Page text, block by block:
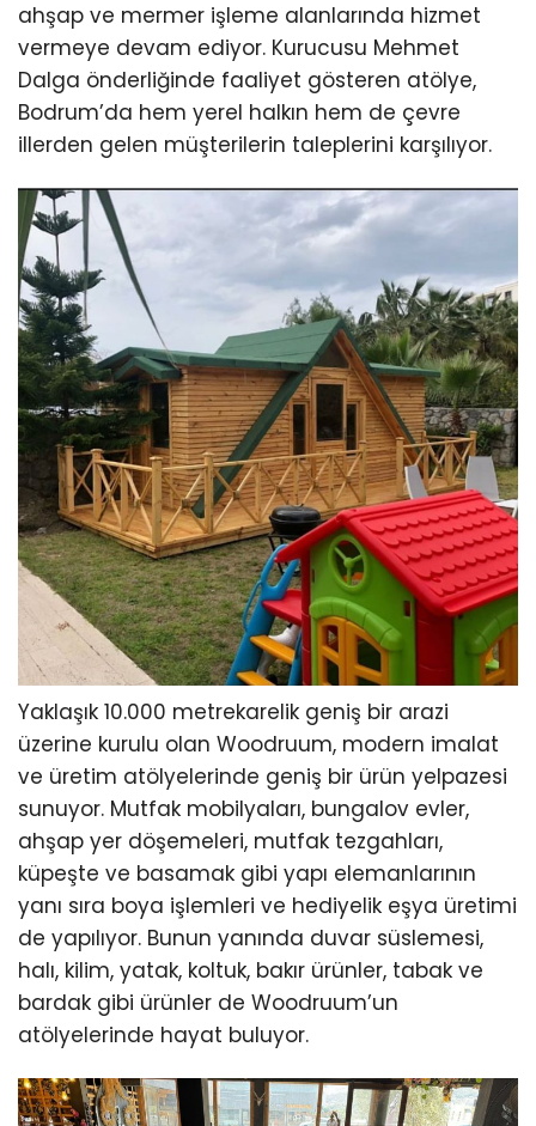
ahşap ve mermer işleme alanlarında hizmet
vermeye devam ediyor. Kurucusu Mehmet
Dalga önderliğinde faaliyet gösteren atölye,
Bodrum’da hem yerel halkın hem de çevre
illerden gelen müşterilerin taleplerini karşılıyor.
Yaklaşık 10.000 metrekarelik geniş bir arazi
üzerine kurulu olan Woodruum, modern imalat
ve üretim atölyelerinde geniş bir ürün yelpazesi
sunuyor. Mutfak mobilyaları, bungalov evler,
ahşap yer döşemeleri, mutfak tezgahları,
küpeşte ve basamak gibi yapı elemanlarının
yanı sıra boya işlemleri ve hediyelik eşya üretimi
de yapılıyor. Bunun yanında duvar süslemesi,
halı, kilim, yatak, koltuk, bakır ürünler, tabak ve
bardak gibi ürünler de Woodruum’un
atölyelerinde hayat buluyor.